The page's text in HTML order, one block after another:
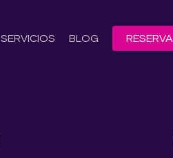
SERVICIOS BLOG RESERVA